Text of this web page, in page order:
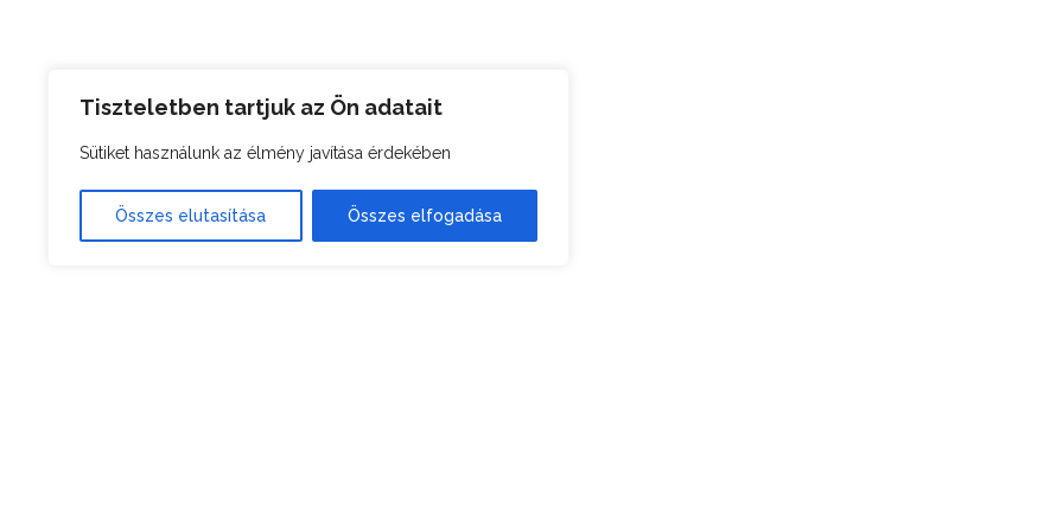
Tiszteletben tartjuk az Ön adatait
Sütiket használunk az élmény javítása érdekében
Összes elutasítása Összes elfogadása